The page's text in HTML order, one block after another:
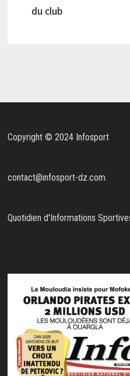
du club
Copyright © 2024 Infosport
contact@infosport-dz.com
Quotidien d'Informations